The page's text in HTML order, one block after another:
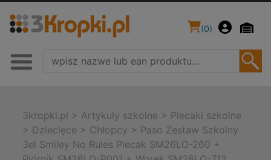
(0)
3kropki.pl > Artykuły szkolne > Plecaki szkolne
> Dziecięce > Chłopcy > Paso Zestaw Szkolny
3el Smiley No Rules Plecak SM26LO-260 +